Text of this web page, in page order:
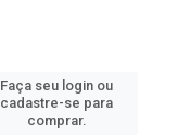
Faça seu login ou
cadastre-se para
comprar.